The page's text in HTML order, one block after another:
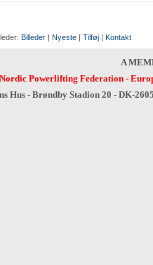
Billeder | Nyeste | Tilføj | Kontakt
A
Nordic Powerlifting Federation-
Hus - Brøndby Stadion 20 - DK-